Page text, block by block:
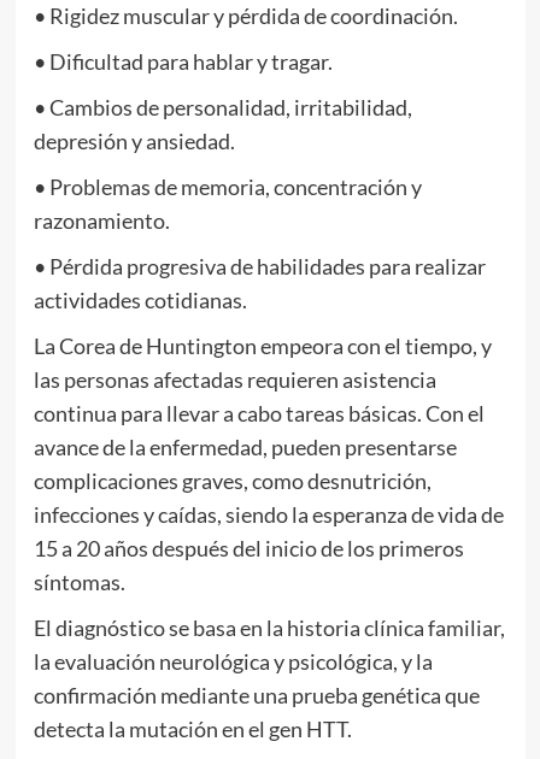
• Rigidez muscular y pérdida de coordinación.
• Dificultad para hablar y tragar.
• Cambios de personalidad, irritabilidad,
depresión y ansiedad.
• Problemas de memoria, concentración y
razonamiento.
• Pérdida progresiva de habilidades para realizar
actividades cotidianas.
La Corea de Huntington empeora con el tiempo, y
las personas afectadas requieren asistencia
continua para llevar a cabo tareas básicas. Con el
avance de la enfermedad, pueden presentarse
complicaciones graves, como desnutrición,
infecciones y caídas, siendo la esperanza de vida de
15 a 20 años después del inicio de los primeros
síntomas.
El diagnóstico se basa en la historia clínica familiar,
la evaluación neurológica y psicológica, y la
confirmación mediante una prueba genética que
detecta la mutación en el gen HTT.